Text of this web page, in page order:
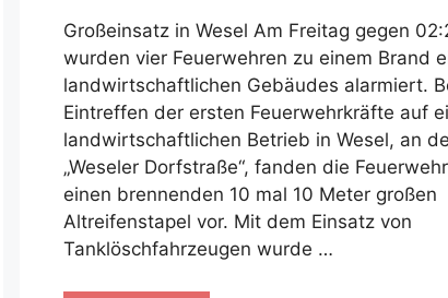
Großeinsatz in Wesel Am Freitag gegen
wurden vier Feuerwehren zu einem Brand
landwirtschaftlichen Gebäudes alarmiert.
Eintreffen der ersten Feuerwehrkräfte auf
landwirtschaftlichen Betrieb in Wesel, an
„Weseler Dorfstraße“, fanden die
einen brennenden 10 mal 10 Meter großen
Altreifenstapel vor. Mit dem Einsatz von
Tanklöschfahrzeugen wurde …